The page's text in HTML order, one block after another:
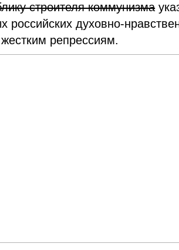
строителя коммунизма
российских духовно-
репрессиям.